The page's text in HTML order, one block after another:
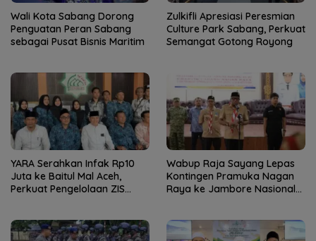
Wali Kota Sabang Dorong
Penguatan Peran Sabang
sebagai Pusat Bisnis Maritim
Zulkifli Apresiasi Peresmian
Culture Park Sabang, Perkuat
Semangat Gotong Royong
YARA Serahkan Infak Rp10
Juta ke Baitul Mal Aceh,
Perkuat Pengelolaan ZIS
Wabup Raja Sayang Lepas
Kontingen Pramuka Nagan
Raya ke Jambore Nasional